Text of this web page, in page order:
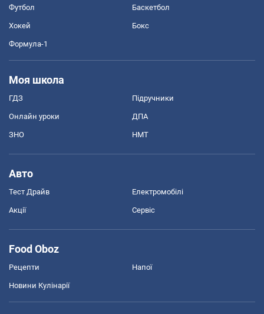
Футбол Баскетбол
Хокей Бокс
Формула-1
Моя школа
ГДЗ Підручники
Онлайн уроки ДПА
ЗНО НМТ
Авто
Тест Драйв Електромобілі
Акції Сервіс
Food Oboz
Рецепти Напої
Новини Кулінарії